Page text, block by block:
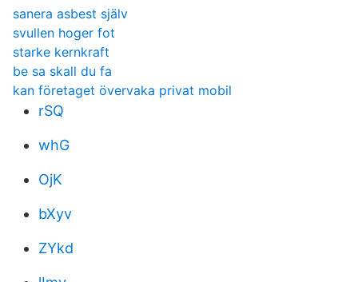
sanera asbest själv
svullen hoger fot
starke kernkraft
be sa skall du fa
kan företaget övervaka privat mobil
rSQ
whG
OjK
bXyv
ZYkd